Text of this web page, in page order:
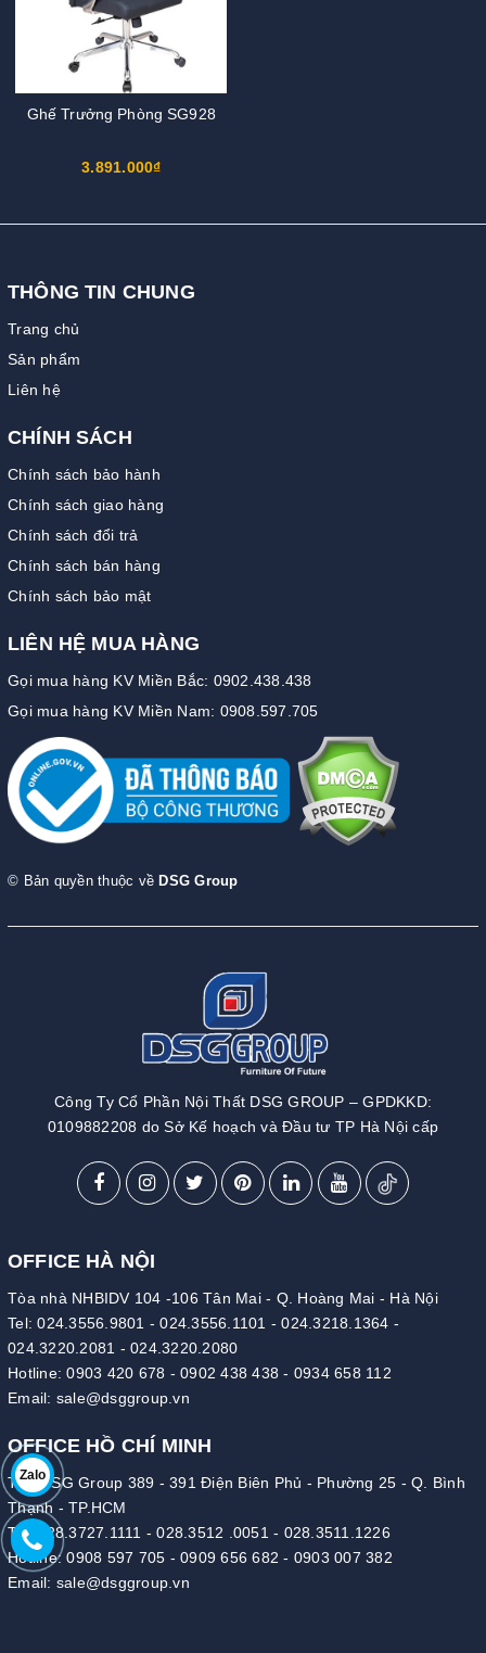
Ghế Trưởng Phòng SG928
3.891.000₫
Zalo
THÔNG TIN CHUNG
Trang chủ
Sản phẩm
Liên hệ
CHÍNH SÁCH
Chính sách bảo hành
Chính sách giao hàng
Chính sách đổi trả
Chính sách bán hàng
Chính sách bảo mật
LIÊN HỆ MUA HÀNG
Gọi mua hàng KV Miền Bắc: 0902.438.438
Gọi mua hàng KV Miền Nam: 0908.597.705
© Bản quyền thuộc về DSG Group
Công Ty Cổ Phần Nội Thất DSG GROUP – GPDKKD:
0109882208 do Sở Kế hoạch và Đầu tư TP Hà Nội cấp
OFFICE HÀ NỘI
Tòa nhà NHBIDV 104 -106 Tân Mai - Q. Hoàng Mai - Hà Nội
Tel:024.3556.9801 -024.3556.1101 -024.3218.1364 -
024.3220.2081 - 024.3220.2080
Hotline:0903 420 678 - 0902 438 438 - 0934 658 112
Email: sale@dsggroup.vn
OFFICE HỒ CHÍ MINH
Tòa DSG Group 389 - 391 Điện Biên Phủ - Phường 25 - Q. Bình
Thạnh - TP.HCM
Tel:
028.3727.1111 -028.3512 .0051 - 028.3511.1226
Hotline:0908 597 705 - 0909 656 682 - 0903 007 382
Email: sale@dsggroup.vn